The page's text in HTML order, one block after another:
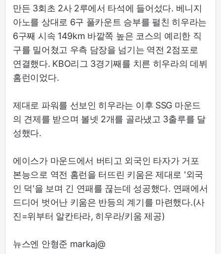
만든 3회초 2사 2루에서 타석에 들어섰다. 베니지
아노를 상대로 6구 풀카운트 승부를 펼친 히우라는
6구째 시속 149km 바깥쪽 높은 코스의 예리한 직
구를 밀어쳤고 우측 담장을 넘기는 역전 2점포로
연결했다. KBO리그 3경기째를 치른 히우라의 데뷔
홈런이었다.
제대로 파워를 선보인 히우라는 이후 SSG 마운드
의 견제를 받으며 볼넷 2개를 골라냈고 3출루를 달
성했다.
에이스가 마운드에서 버티고 외국인 타자가 거포
본능으로 역전 홈런을 터뜨린 키움은 제대로 '외국
인 덕'을 보며 긴 연패를 끊는데 성공했다. 연패에서
드디어 벗어난 키움은 반등의 계기를 마련했다.(사
진=위부터 알칸타라, 히우라/키움 제공)
뉴스엔 안형준 markaj@